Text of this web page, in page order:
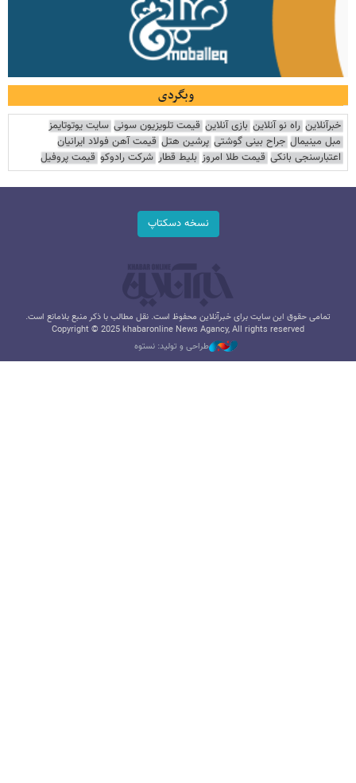
وبگردی
خبرآنلاین راه نو آنلاین بازی آنلاین قیمت تلویزیون سونی سایت یوتوتایمز
مبل مینیمال جراح بینی گوشتی پرشین هتل قیمت آهن فولاد ایرانیان
اعتبارسنجی بانکی قیمت طلا امروز بلیط قطار شرکت رادوکو قیمت پروفیل
نسخه دسکتاپ
تمامی حقوق این سایت برای خبرآنلاین محفوظ است. نقل مطالب با ذکر منبع بلامانع است.
Copyright © 2025 khabaronline News Agancy, All rights reserved
طراحی و تولید: نستوه